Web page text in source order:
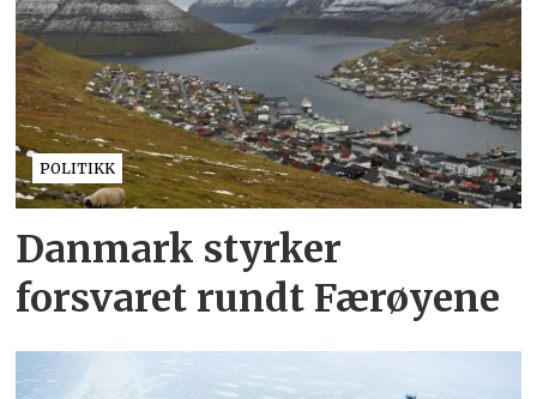
POLITIKK
Danmark styrker
forsvaret rundt Færøyene